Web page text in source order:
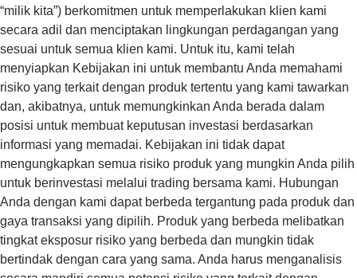
“milik kita”) berkomitmen untuk memperlakukan klien kami
secara adil dan menciptakan lingkungan perdagangan yang
sesuai untuk semua klien kami. Untuk itu, kami telah
menyiapkan Kebijakan ini untuk membantu Anda memahami
risiko yang terkait dengan produk tertentu yang kami tawarkan
dan, akibatnya, untuk memungkinkan Anda berada dalam
posisi untuk membuat keputusan investasi berdasarkan
informasi yang memadai. Kebijakan ini tidak dapat
mengungkapkan semua risiko produk yang mungkin Anda pilih
untuk berinvestasi melalui trading bersama kami. Hubungan
Anda dengan kami dapat berbeda tergantung pada produk dan
gaya transaksi yang dipilih. Produk yang berbeda melibatkan
tingkat eksposur risiko yang berbeda dan mungkin tidak
bertindak dengan cara yang sama. Anda harus menganalisis